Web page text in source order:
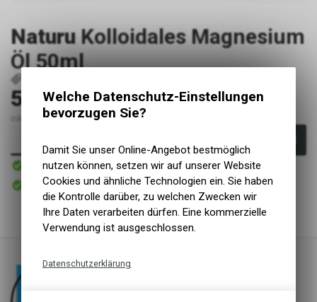
Naturu Kolloidales Magnesium
Öl 50ml
59.50CHF
inkl. MwSt., zzgl. Versandkosten
Sofort verfügbar
Versand
Sofort abholbar
Abholung NaturNah GmbH
Welche Datenschutz-Einstellungen
bevorzugen Sie?
Damit Sie unser Online-Angebot bestmöglich
nutzen können, setzen wir auf unserer Website
Cookies und ähnliche Technologien ein. Sie haben
die Kontrolle darüber, zu welchen Zwecken wir
Ihre Daten verarbeiten dürfen. Eine kommerzielle
Verwendung ist ausgeschlossen.
Datenschutzerklärung